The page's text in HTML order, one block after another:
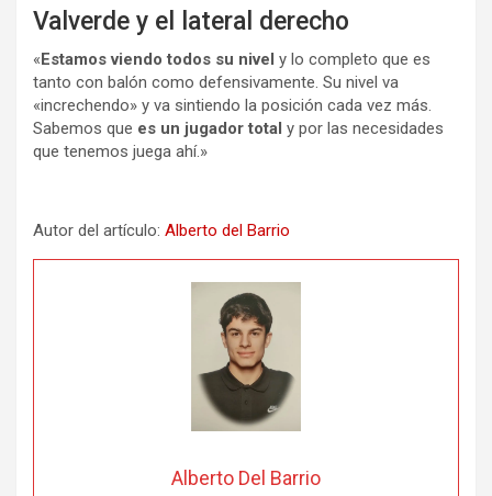
Valverde y el lateral derecho
« Estamos viendo todos su nivel y lo completo que es
tanto con balón como defensivamente. Su nivel va
«increchendo» y va sintiendo la posición cada vez más.
Sabemos que es un jugador total y por las necesidades
que tenemos juega ahí.»
Autor del artículo: Alberto del Barrio
Alberto Del Barrio